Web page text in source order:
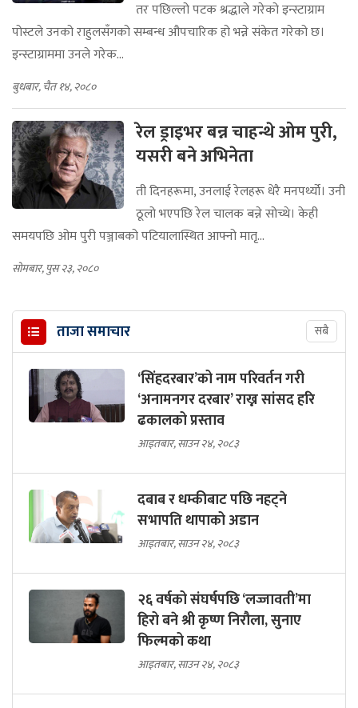
तर पछिल्लो पटक श्रद्धाले गरेको इन्स्टाग्राम
पोस्टले उनको राहुलसँगको सम्बन्ध औपचारिक हो भन्ने संकेत गरेको छ।
इन्स्टाग्राममा उनले गरेक...
बुधबार, चैत १४, २०८०
रेल ड्राइभर बन्न चाहन्थे ओम पुरी,
यसरी बने अभिनेता
ती दिनहरूमा, उनलाई रेलहरू धेरै मनपर्थ्यो। उनी
ठूलो भएपछि रेल चालक बन्ने सोच्थे। केही
समयपछि ओम पुरी पञ्जाबको पटियालास्थित आफ्नो मातृ...
सोमबार, पुस २३, २०८०
ताजा समाचार सबै
‘सिंहदरबार’को नाम परिवर्तन गरी
‘अनामनगर दरबार’ राख्न सांसद हरि
ढकालको प्रस्ताव
आइतबार, साउन २४, २०८३
दबाब र धम्कीबाट पछि नहट्ने
सभापति थापाको अडान
आइतबार, साउन २४, २०८३
२६ वर्षको संघर्षपछि ‘लज्जावती’मा
हिरो बने श्री कृष्ण निरौला, सुनाए
फिल्मको कथा
आइतबार, साउन २४, २०८३